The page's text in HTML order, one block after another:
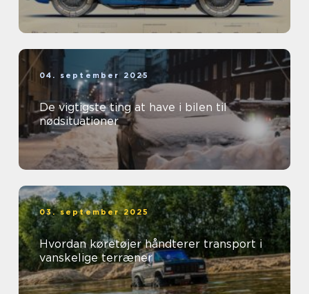
04. september 2025
De vigtigste ting at have i bilen til
nødsituationer
03. september 2025
Hvordan køretøjer håndterer transport i
vanskelige terræner